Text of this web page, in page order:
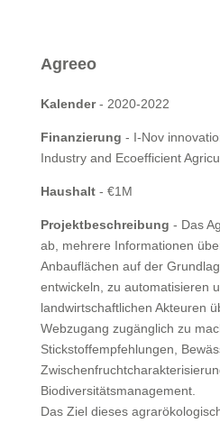
Agreeo
Kalender- 2020-2022
Finanzierung - I-Nov
Industry and Ecoefficient
Haushalt- €1M
Projektbeschreibung - Das
ab, mehrere Informationen
Anbauflächen auf der
entwickeln, zu automatisieren
landwirtschaftlichen Akteuren
Webzugang zugänglich zu
Stickstoffempfehlungen,
Biodiversitätsmanagement.
Das Ziel dieses